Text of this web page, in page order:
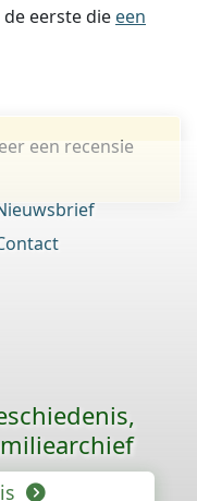
eerste die een
een recensie